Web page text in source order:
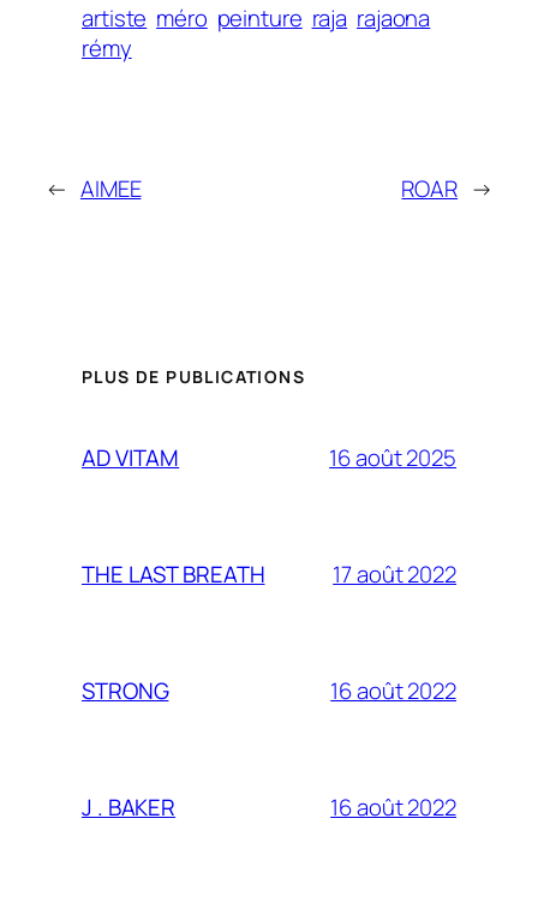
artiste méro peinture raja rajaona
rémy
← AIMEE ROAR →
PLUS DE PUBLICATIONS
AD VITAM 16 août 2025
THE LAST BREATH 17 août 2022
STRONG 16 août 2022
J . BAKER 16 août 2022